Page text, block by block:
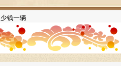
钱一辆